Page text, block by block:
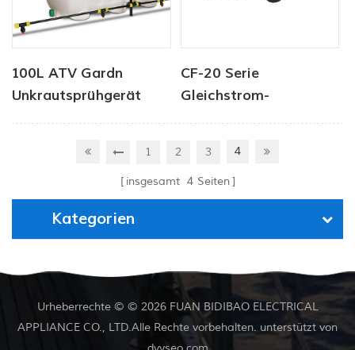
100L ATV Gardn
Unkrautsprühgerät
CF-20 Serie
Gleichstrom-
1 2 3 4
insgesamt 4 Seiten
Kategorien
Urheberrechte © © 2026 FUAN BIDIBAO ELECTRICAL
APPLIANCE CO., LTD.Alle Rechte vorbehalten. unterstützt von